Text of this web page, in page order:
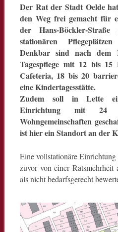
Der Rat der Stadt Oelde
den Weg frei gemacht für
der Hans-Böckler-
stationären
Denkbar sind nach dem
Tagespflege mit 12 bis
Cafeteria, 18 bis 20
eine Kindertagesstätte.
Zudem soll in Lette
Einrichtung mit 24
Wohngemeinschaften
ist hier ein Standort an der
Eine vollstationäre
zuvor von einer
als nicht bedarfsgerecht